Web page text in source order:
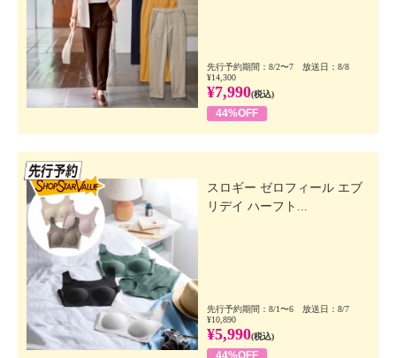
先行予約期間：8/2〜7 放送日：8/8
¥14,300
¥7,990(税込)
44%OFF
スロギー ゼロフィール エブ
リデイ ハーフト...
先行予約期間：8/1〜6 放送日：8/7
¥10,890
¥5,990(税込)
44%OFF